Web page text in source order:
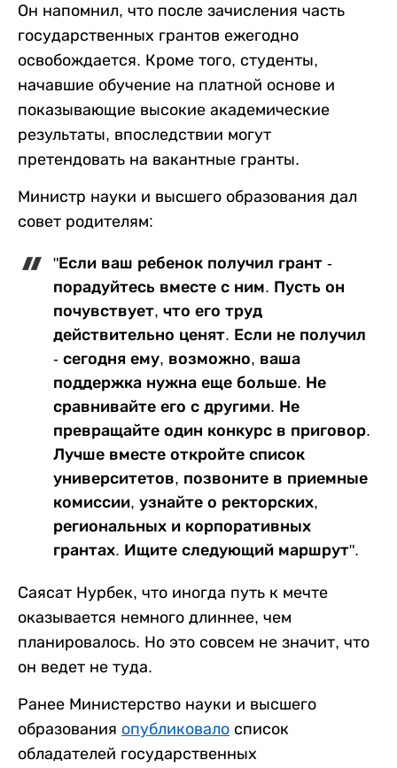
Он напомнил, что после зачисления часть
государственных грантов ежегодно
освобождается. Кроме того, студенты,
начавшие обучение на платной основе и
показывающие высокие академические
результаты, впоследствии могут
претендовать на вакантные гранты.
Министр науки и высшего образования дал
совет родителям:
"Если ваш ребенок получил грант -
порадуйтесь вместе с ним. Пусть он
почувствует, что его труд
действительно ценят. Если не получил
- сегодня ему, возможно, ваша
поддержка нужна еще больше. Не
сравнивайте его с другими. Не
превращайте один конкурс в приговор.
Лучше вместе откройте список
университетов, позвоните в приемные
комиссии, узнайте о ректорских,
региональных и корпоративных
грантах. Ищите следующий маршрут".
Саясат Нурбек, что иногда путь к мечте
оказывается немного длиннее, чем
планировалось. Но это совсем не значит, что
он ведет не туда.
Ранее Министерство науки и высшего
образования опубликовало список
обладателей государственных